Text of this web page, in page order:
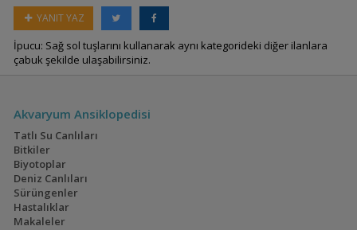
YANIT YAZ
İpucu: Sağ sol tuşlarını kullanarak aynı kategorideki diğer ilanlara
çabuk şekilde ulaşabilirsiniz.
Akvaryum Ansiklopedisi
Tatlı Su Canlıları
Bitkiler
Biyotoplar
Deniz Canlıları
Sürüngenler
Hastalıklar
Makaleler